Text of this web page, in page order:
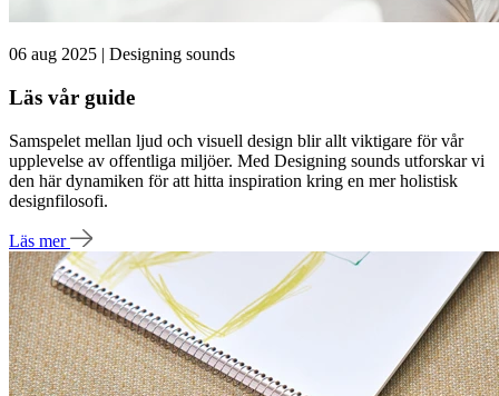
06 aug 2025 | Designing sounds
Läs vår guide
Samspelet mellan ljud och visuell design blir allt viktigare för vår
upplevelse av offentliga miljöer. Med Designing sounds utforskar vi
den här dynamiken för att hitta inspiration kring en mer holistisk
designfilosofi.
Läs mer